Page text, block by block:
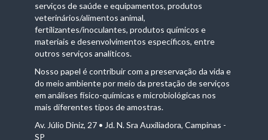
serviços de saúde e equipamentos, produtos
veterinários/alimentos animal,
fertilizantes/inoculantes, produtos químicos e
materiais e desenvolvimentos específicos, entre
outros serviços analíticos.
Nosso papel é contribuir com a preservação da vida e
do meio ambiente por meio da prestação de serviços
em análises físico-químicas e microbiológicas nos
mais diferentes tipos de amostras.
Av. Júlio Diniz, 27 • Jd. N. Sra Auxiliadora, Campinas -
SP